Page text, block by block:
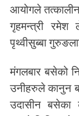
आयोगले
गृहमन्त्री रमेश
पृथ्वीसुब्बा
मंगलबार बसेको
उनीहरुले कानुन
उदासीन बसेका